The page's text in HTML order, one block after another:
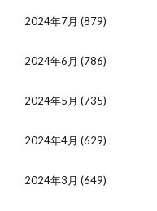
2024年7月 (879)
2024年6月 (786)
2024年5月 (735)
2024年4月 (629)
2024年3月 (649)